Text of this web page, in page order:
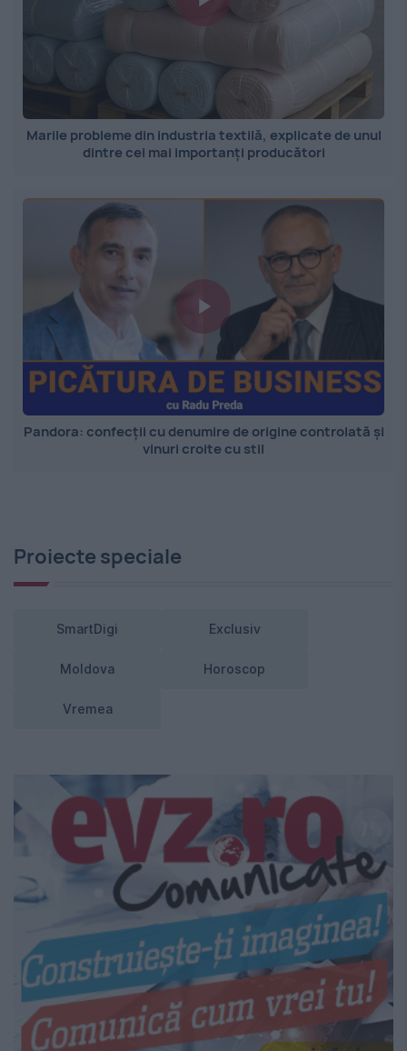
Marile probleme din industria textilă, explicate de unul
dintre cei mai importanți producători
Pandora: confecții cu denumire de origine controlată și
vinuri croite cu stil
Proiecte speciale
SmartDigi Exclusiv
Moldova Horoscop
Vremea